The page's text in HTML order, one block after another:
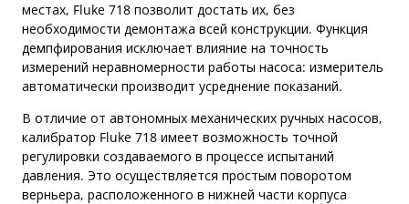
местах, Fluke 718 позволит достать их, без
необходимости демонтажа всей конструкции. Функция
демпфирования исключает влияние на точность
измерений неравномерности работы насоса: измеритель
автоматически производит усреднение показаний.
В отличие от автономных механических ручных насосов,
калибратор Fluke 718 имеет возможность точной
регулировки создаваемого в процессе испытаний
давления. Это осуществляется простым поворотом
верньера, расположенного в нижней части корпуса